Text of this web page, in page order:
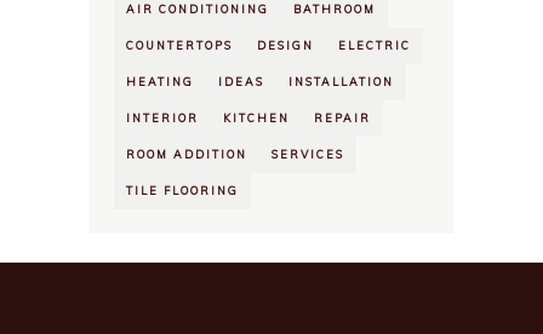
AIR CONDITIONING BATHROOM
COUNTERTOPS DESIGN ELECTRIC
HEATING IDEAS INSTALLATION
INTERIOR KITCHEN REPAIR
ROOM ADDITION SERVICES
TILE FLOORING